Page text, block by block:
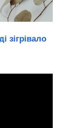
зігрівало